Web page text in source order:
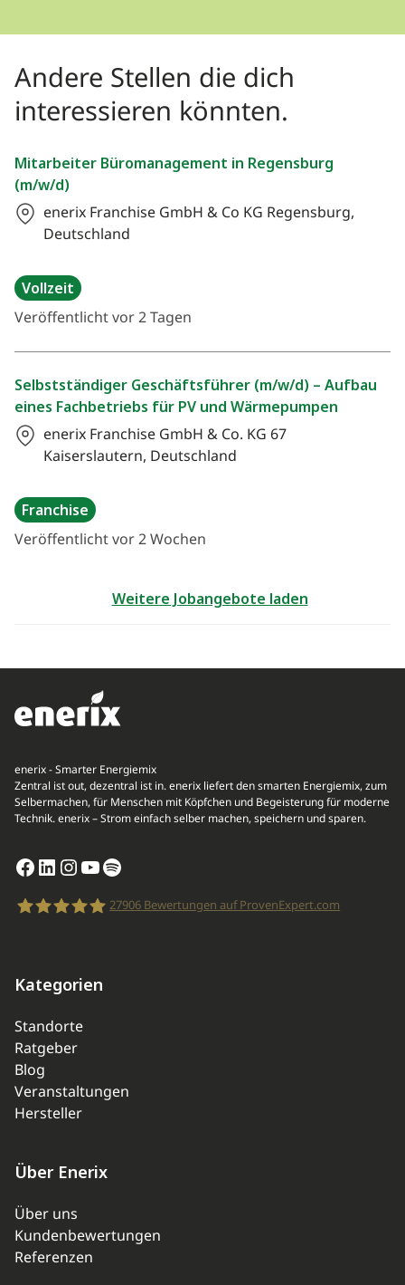
Andere Stellen die dich
interessieren könnten.
Mitarbeiter Büromanagement in Regensburg
(m/w/d)
enerix Franchise GmbH & Co KG Regensburg,
Deutschland
Vollzeit
Veröffentlicht vor 2 Tagen
Selbstständiger Geschäftsführer (m/w/d) – Aufbau
eines Fachbetriebs für PV und Wärmepumpen
enerix Franchise GmbH & Co. KG 67
Kaiserslautern, Deutschland
Franchise
Veröffentlicht vor 2 Wochen
Weitere Jobangebote laden
enerix - Smarter Energiemix
Zentral ist out, dezentral ist in. enerix liefert den smarten Energiemix, zum
Selbermachen, für Menschen mit Köpfchen und Begeisterung für moderne
Technik. enerix – Strom einfach selber machen, speichern und sparen.
Facebook
LinkedIn
Instagram
YouTube
Spotify
27906Bewertungen auf ProvenExpert.com
Kategorien
Standorte
Ratgeber
Blog
Veranstaltungen
Hersteller
Über Enerix
Über uns
Kundenbewertungen
Referenzen